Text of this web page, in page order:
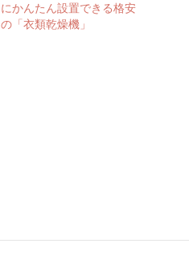
にかんたん設置できる格安
の「衣類乾燥機」